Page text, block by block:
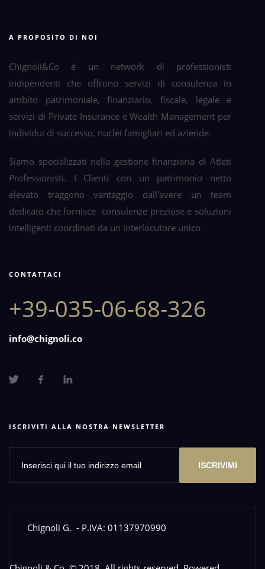
A PROPOSITO DI NOI
Chignoli&Co è un network di professionisti
indipendenti che offrono servizi di consulenza in
ambito patrimoniale, finanziario, fiscale, legale e
servizi di Private Insurance e Wealth Management per
individui di successo, nuclei famigliari ed aziende.
Siamo specializzati nella gestione finanziaria di Atleti
Professionisti. I Clienti con un patrimonio netto
elevato traggono vantaggio dall'avere un team
dedicato che fornisce consulenze preziose e soluzioni
intelligenti coordinati da un interlocutore unico.
CONTATTACI
+39-035-06-68-326
info@chignoli.co
ISCRIVITI ALLA NOSTRA NEWSLETTER
ISCRIVIMI
Chignoli G. - P.IVA: 01137970990